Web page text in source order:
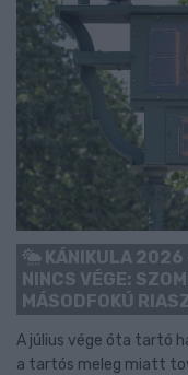
KÁNIKULA 2026
NINCS VÉGE:
MÁSODFOKÚ
A július vége óta tartó
a tartós meleg miatt